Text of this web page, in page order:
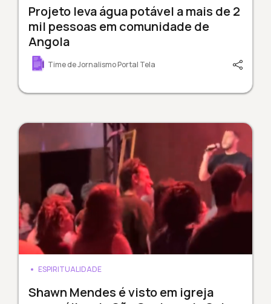
Projeto leva água potável a mais de 2
mil pessoas em comunidade de
Angola
Time de Jornalismo Portal Tela
ESPIRITUALIDADE
Shawn Mendes é visto em igreja